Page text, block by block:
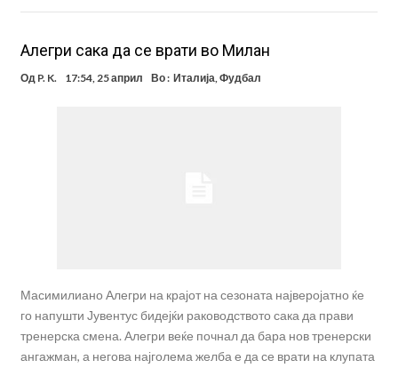
Алегри сака да се врати во Милан
Од P. K. 17:54, 25 април Во : Италија Фудбал
Масимилиано Алегри на крајот на сезоната најверојатно ќе
го напушти Јувентус бидејќи раководството сака да прави
тренерска смена. Алегри веќе почнал да бара нов тренерски
ангажман, а негова најголема желба е да се врати на клупата